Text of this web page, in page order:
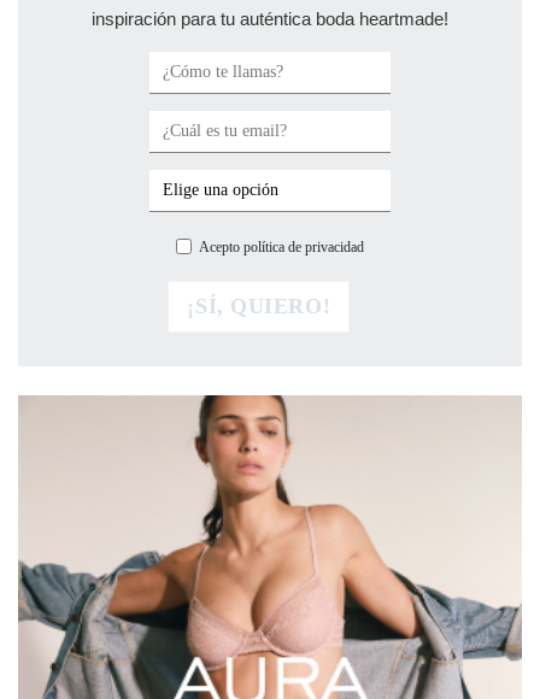
inspiración para tu auténtica boda heartmade!
Acepto política de privacidad